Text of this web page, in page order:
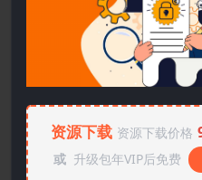
资源下载 资源下载价格
或 升级包年VIP后免费